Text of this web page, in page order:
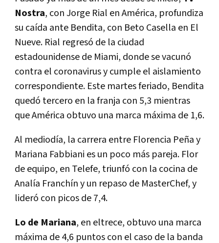
Nostra, con Jorge Rial en América, profundiza
su caída ante Bendita, con Beto Casella en El
Nueve. Rial regresó de la ciudad
estadounidense de Miami, donde se vacunó
contra el coronavirus y cumple el aislamiento
correspondiente. Este martes feriado, Bendita
quedó tercero en la franja con 5,3 mientras
que América obtuvo una marca máxima de 1,6.
Al mediodía, la carrera entre Florencia Peña y
Mariana Fabbiani es un poco más pareja. Flor
de equipo, en Telefe, triunfó con la cocina de
Analía Franchín y un repaso de MasterChef, y
lideró con picos de 7,4.
Lo de Mariana, en eltrece, obtuvo una marca
máxima de 4,6 puntos con el caso de la banda